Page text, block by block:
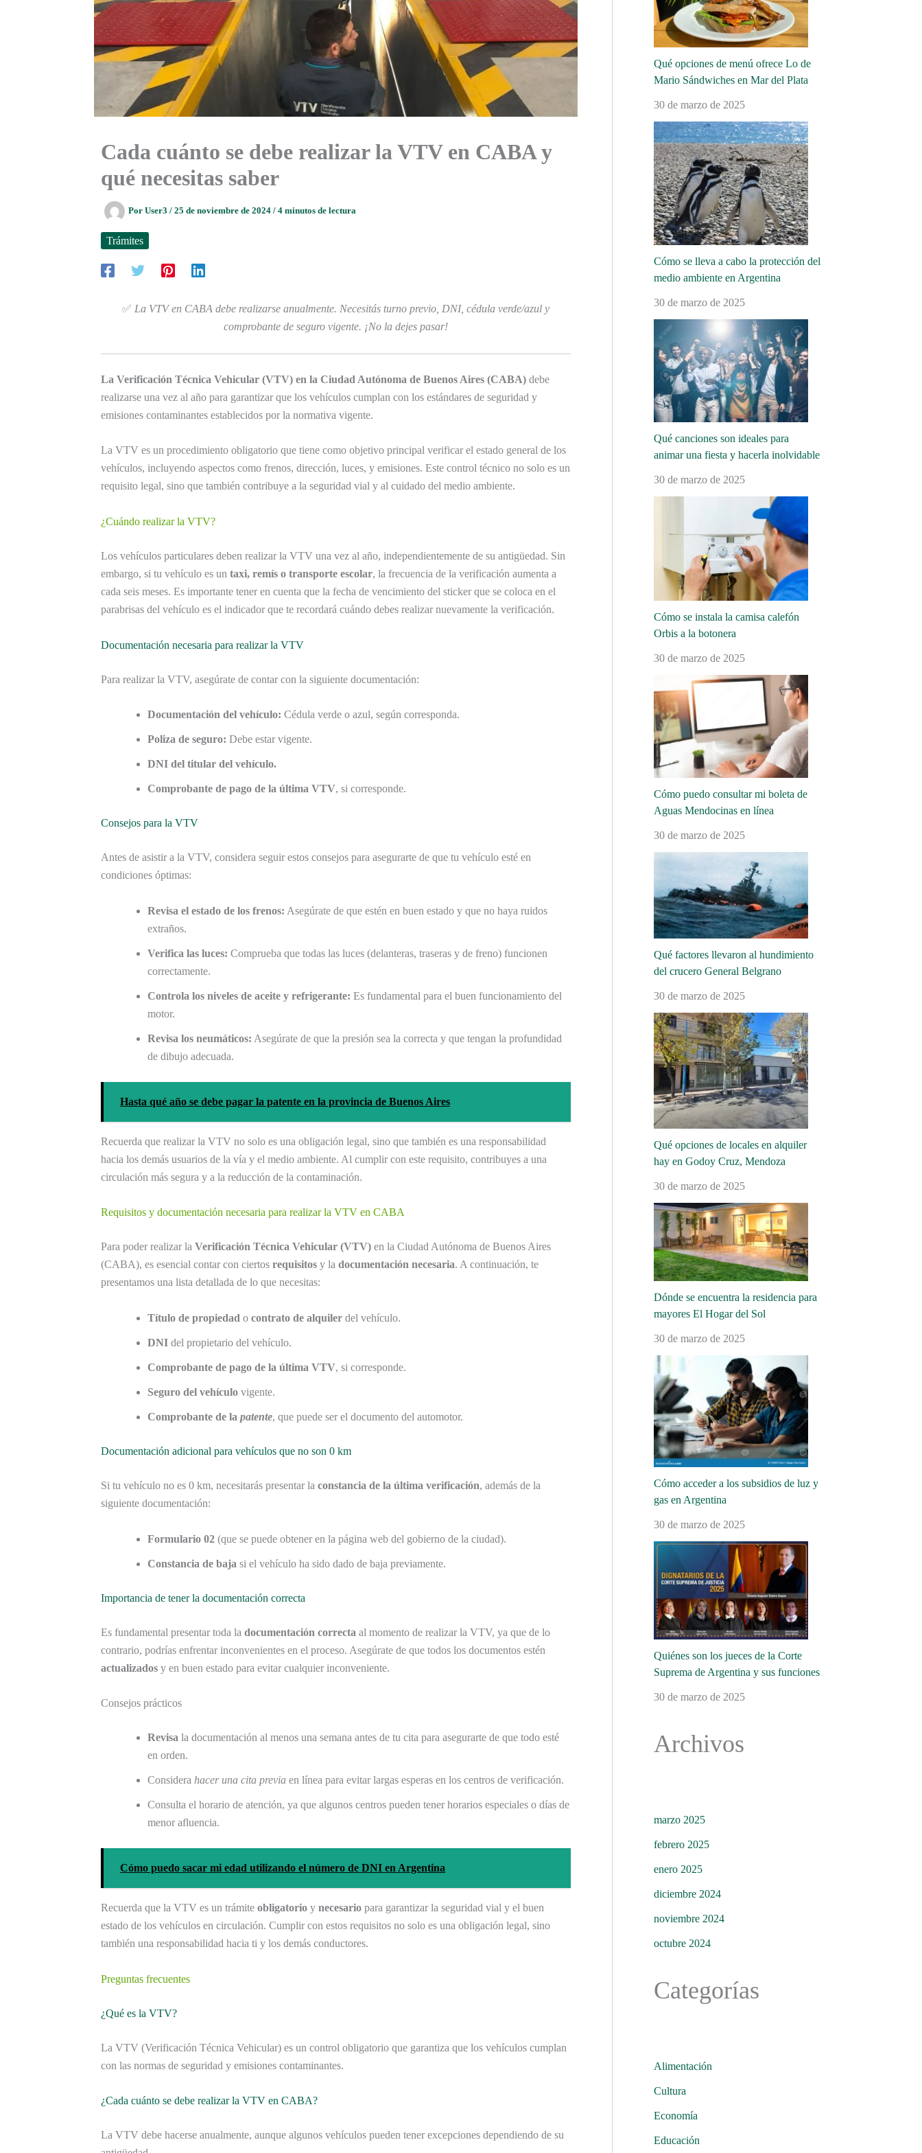
Cada cuánto se debe realizar la VTV en CABA y
qué necesitas saber
Por User3 / 25 de noviembre de 2024 / 4 minutos de lectura
Trámites
✅ La VTV en CABA debe realizarse anualmente. Necesitás turno previo, DNI, cédula verde/azul y
comprobante de seguro vigente. ¡No la dejes pasar!
La Verificación Técnica Vehicular (VTV) en la Ciudad Autónoma de Buenos Aires (CABA) debe
realizarse una vez al año para garantizar que los vehículos cumplan con los estándares de seguridad y
emisiones contaminantes establecidos por la normativa vigente.
La VTV es un procedimiento obligatorio que tiene como objetivo principal verificar el estado general de los
vehículos, incluyendo aspectos como frenos, dirección, luces, y emisiones. Este control técnico no solo es un
requisito legal, sino que también contribuye a la seguridad vial y al cuidado del medio ambiente.
¿Cuándo realizar la VTV?
Los vehículos particulares deben realizar la VTV una vez al año, independientemente de su antigüedad. Sin
embargo, si tu vehículo es un taxi, remís o transporte escolar, la frecuencia de la verificación aumenta a
cada seis meses. Es importante tener en cuenta que la fecha de vencimiento del sticker que se coloca en el
parabrisas del vehículo es el indicador que te recordará cuándo debes realizar nuevamente la verificación.
Documentación necesaria para realizar la VTV
Para realizar la VTV, asegúrate de contar con la siguiente documentación:
Documentación del vehículo: Cédula verde o azul, según corresponda.
Poliza de seguro: Debe estar vigente.
DNI del titular del vehículo.
Comprobante de pago de la última VTV, si corresponde.
Consejos para la VTV
Antes de asistir a la VTV, considera seguir estos consejos para asegurarte de que tu vehículo esté en
condiciones óptimas:
Revisa el estado de los frenos: Asegúrate de que estén en buen estado y que no haya ruidos
extraños.
Verifica las luces: Comprueba que todas las luces (delanteras, traseras y de freno) funcionen
correctamente.
Controla los niveles de aceite y refrigerante: Es fundamental para el buen funcionamiento del
motor.
Revisa los neumáticos: Asegúrate de que la presión sea la correcta y que tengan la profundidad
de dibujo adecuada.
Hasta qué año se debe pagar la patente en la provincia de Buenos Aires
Recuerda que realizar la VTV no solo es una obligación legal, sino que también es una responsabilidad
hacia los demás usuarios de la vía y el medio ambiente. Al cumplir con este requisito, contribuyes a una
circulación más segura y a la reducción de la contaminación.
Requisitos y documentación necesaria para realizar la VTV en CABA
Para poder realizar la Verificación Técnica Vehicular (VTV) en la Ciudad Autónoma de Buenos Aires
(CABA), es esencial contar con ciertos requisitos y la documentación necesaria. A continuación, te
presentamos una lista detallada de lo que necesitas:
Título de propiedad o contrato de alquiler del vehículo.
DNI del propietario del vehículo.
Comprobante de pago de la última VTV, si corresponde.
Seguro del vehículo vigente.
Comprobante de la patente, que puede ser el documento del automotor.
Documentación adicional para vehículos que no son 0 km
Si tu vehículo no es 0 km, necesitarás presentar la constancia de la última verificación, además de la
siguiente documentación:
Formulario 02 (que se puede obtener en la página web del gobierno de la ciudad).
Constancia de baja si el vehículo ha sido dado de baja previamente.
Importancia de tener la documentación correcta
Es fundamental presentar toda la documentación correcta al momento de realizar la VTV, ya que de lo
contrario, podrías enfrentar inconvenientes en el proceso. Asegúrate de que todos los documentos estén
actualizados y en buen estado para evitar cualquier inconveniente.
Consejos prácticos
Revisa la documentación al menos una semana antes de tu cita para asegurarte de que todo esté
en orden.
Considera hacer una cita previa en línea para evitar largas esperas en los centros de verificación.
Consulta el horario de atención, ya que algunos centros pueden tener horarios especiales o días de
menor afluencia.
Cómo puedo sacar mi edad utilizando el número de DNI en Argentina
Recuerda que la VTV es un trámite obligatorio y necesario para garantizar la seguridad vial y el buen
estado de los vehículos en circulación. Cumplir con estos requisitos no solo es una obligación legal, sino
también una responsabilidad hacia ti y los demás conductores.
Preguntas frecuentes
¿Qué es la VTV?
La VTV (Verificación Técnica Vehicular) es un control obligatorio que garantiza que los vehículos cumplan
con las normas de seguridad y emisiones contaminantes.
¿Cada cuánto se debe realizar la VTV en CABA?
La VTV debe hacerse anualmente, aunque algunos vehículos pueden tener excepciones dependiendo de su
Qué opciones de menú ofrece Lo de
Mario Sándwiches en Mar del Plata
30 de marzo de 2025
Cómo se lleva a cabo la protección del
medio ambiente en Argentina
30 de marzo de 2025
Qué canciones son ideales para
animar una fiesta y hacerla inolvidable
30 de marzo de 2025
Cómo se instala la camisa calefón
Orbis a la botonera
30 de marzo de 2025
Cómo puedo consultar mi boleta de
Aguas Mendocinas en línea
30 de marzo de 2025
Qué factores llevaron al hundimiento
del crucero General Belgrano
30 de marzo de 2025
Qué opciones de locales en alquiler
hay en Godoy Cruz, Mendoza
30 de marzo de 2025
Dónde se encuentra la residencia para
mayores El Hogar del Sol
30 de marzo de 2025
Cómo acceder a los subsidios de luz y
gas en Argentina
30 de marzo de 2025
Quiénes son los jueces de la Corte
Suprema de Argentina y sus funciones
30 de marzo de 2025
Archivos
marzo 2025
febrero 2025
enero 2025
diciembre 2024
noviembre 2024
octubre 2024
Categorías
Alimentación
Cultura
Economía
Educación